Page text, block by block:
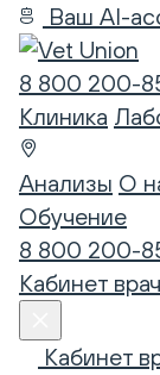
Ваш AI-
8 800 200-
Клиника
Анализы О
Обучение
8 800 200-
Кабинет
Кабинет